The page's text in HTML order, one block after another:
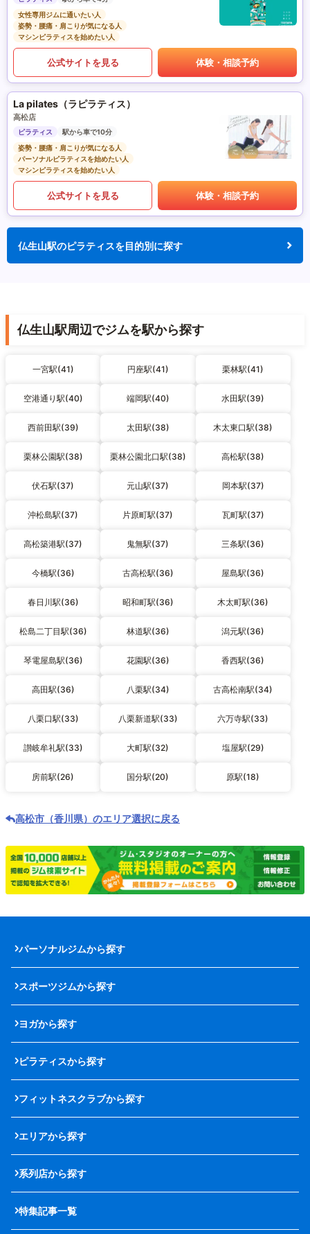
女性専用ジムに通いたい人
姿勢・腰痛・肩こりが気になる人
マシンピラティスを始めたい人
公式サイトを見る 体験・相談予約
La pilates（ラピラティス）
高松店
ピラティス
駅から車で10分
姿勢・腰痛・肩こりが気になる人
パーソナルピラティスを始めたい人
マシンピラティスを始めたい人
公式サイトを見る 体験・相談予約
仏生山駅のピラティスを目的別に探す
仏生山駅周辺でジムを駅から探す
一宮駅(41) 円座駅(41) 栗林駅(41)
空港通り駅(40) 端岡駅(40) 水田駅(39)
西前田駅(39) 太田駅(38) 木太東口駅(38)
栗林公園駅(38) 栗林公園北口駅(38) 高松駅(38)
伏石駅(37) 元山駅(37) 岡本駅(37)
沖松島駅(37) 片原町駅(37) 瓦町駅(37)
高松築港駅(37) 鬼無駅(37) 三条駅(36)
今橋駅(36) 古高松駅(36) 屋島駅(36)
春日川駅(36) 昭和町駅(36) 木太町駅(36)
松島二丁目駅(36) 林道駅(36) 潟元駅(36)
琴電屋島駅(36) 花園駅(36) 香西駅(36)
高田駅(36) 八栗駅(34) 古高松南駅(34)
八栗口駅(33) 八栗新道駅(33) 六万寺駅(33)
讃岐牟礼駅(33) 大町駅(32) 塩屋駅(29)
房前駅(26) 国分駅(20) 原駅(18)
高松市（香川県）のエリア選択に戻る
パーソナルジムから探す
スポーツジムから探す
ヨガから探す
ピラティスから探す
フィットネスクラブから探す
エリアから探す
系列店から探す
特集記事一覧